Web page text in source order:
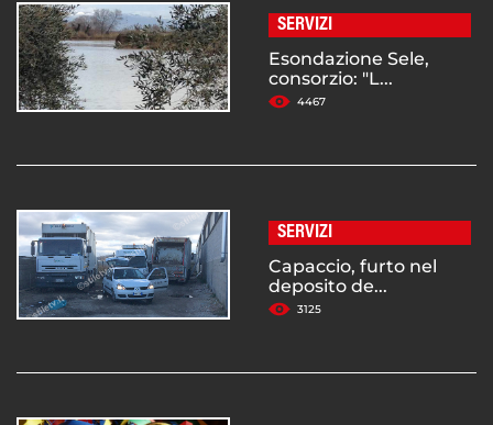
SERVIZI
Esondazione Sele,
consorzio: "L...
4467
SERVIZI
Capaccio, furto nel
deposito de...
3125